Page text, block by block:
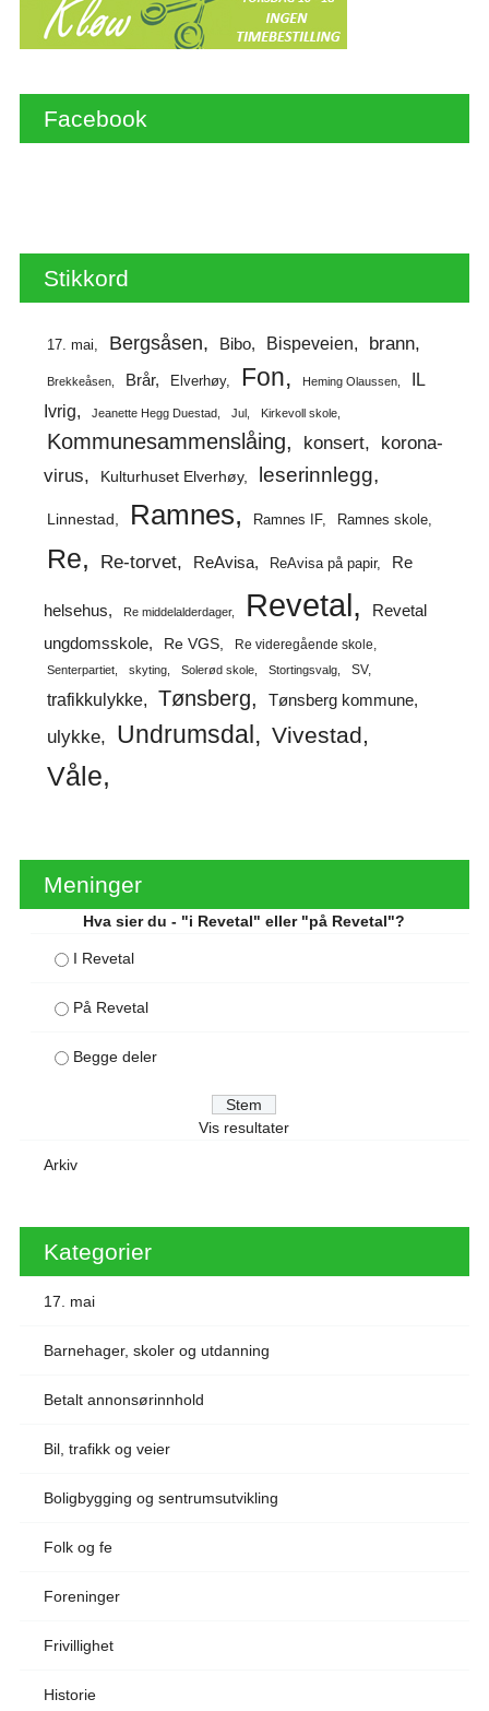
Facebook
Stikkord
17. mai Bergsåsen Bibo Bispeveien brann
Brekkeåsen Brår Elverhøy Fon Heming Olaussen
IL
Ivrig
Jeanette Hegg Duestad Jul Kirkevoll skole
Kommunesammenslåing konsert
korona-
virus
Kulturhuset Elverhøy leserinnlegg
Linnestad Ramnes Ramnes IF Ramnes skole
Re Re-torvet ReAvisa ReAvisa på papir Re
helsehus Re middelalderdager Revetal
Revetal
ungdomsskole
Re VGS Re videregående skole
Senterpartiet skyting Solerød skole Stortingsvalg SV
trafikkulykke Tønsberg Tønsberg kommune
ulykke Undrumsdal Vivestad
Våle
Meninger
Hva sier du - "i Revetal" eller "på Revetal"?
I Revetal
På Revetal
Begge deler
Vis resultater
Arkiv
Kategorier
17. mai
Barnehager, skoler og utdanning
Betalt annonsørinnhold
Bil, trafikk og veier
Boligbygging og sentrumsutvikling
Folk og fe
Foreninger
Frivillighet
Historie